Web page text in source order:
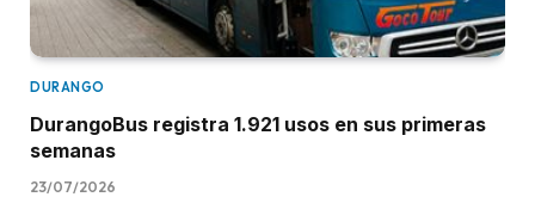
DURANGO
DurangoBus registra 1.921 usos en sus primeras
semanas
23/07/2026